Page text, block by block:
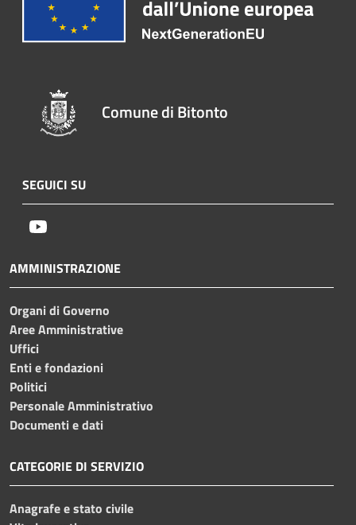
Comune di Bitonto
SEGUICI SU
AMMINISTRAZIONE
Organi di Governo
Aree Amministrative
Uffici
Enti e fondazioni
Politici
Personale Amministrativo
Documenti e dati
CATEGORIE DI SERVIZIO
Anagrafe e stato civile